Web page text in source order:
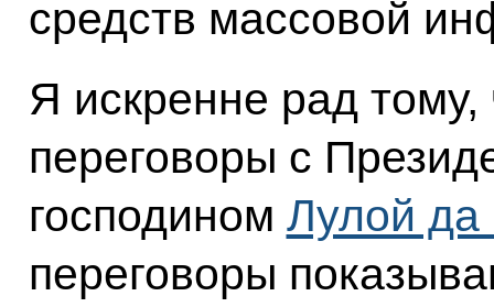
средств массовой
Я искренне рад
переговоры с
господином Лулой
переговоры